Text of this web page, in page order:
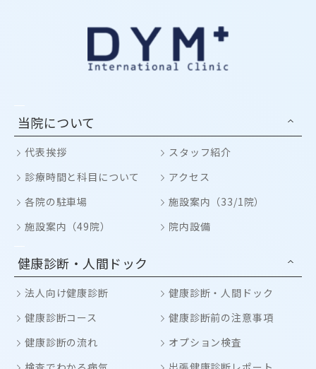
当院について
代表挨拶
スタッフ紹介
診療時間と科目について
アクセス
各院の駐車場
施設案内（33/1院）
施設案内（49院）
院内設備
健康診断・人間ドック
法人向け健康診断
健康診断・人間ドック
健康診断コース
健康診断前の注意事項
健康診断の流れ
オプション検査